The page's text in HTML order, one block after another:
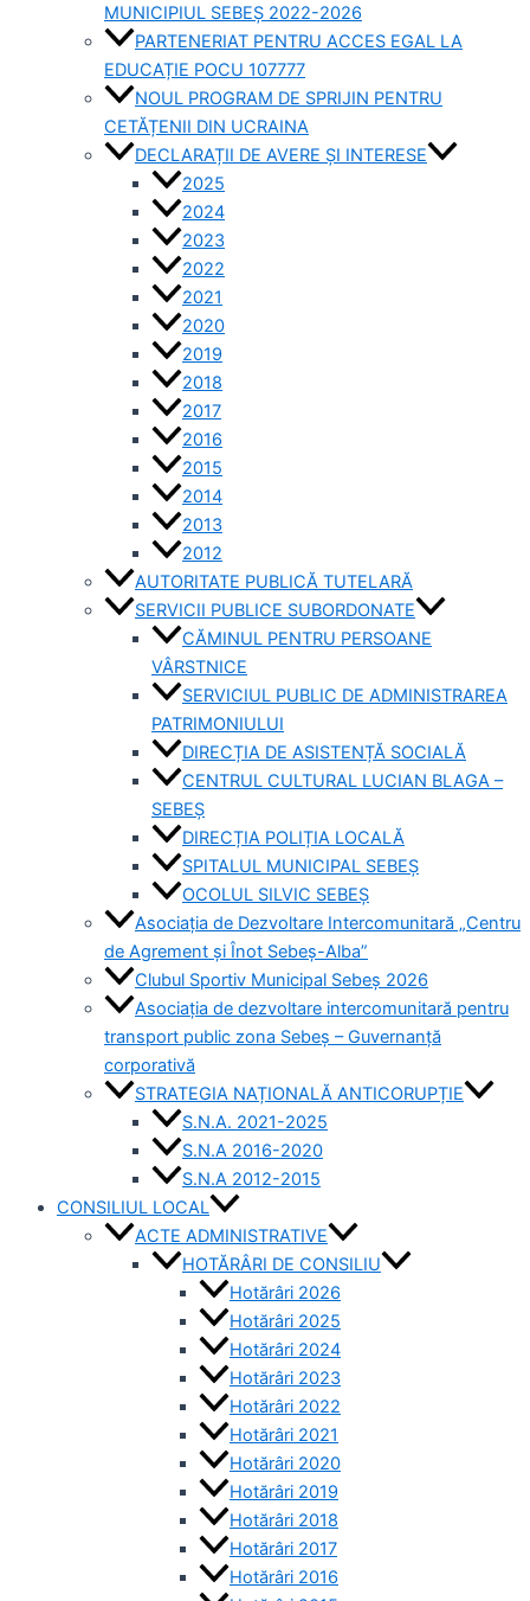
MUNICIPIUL SEBEȘ 2022-2026
PARTENERIAT PENTRU ACCES EGAL LA
EDUCAȚIE POCU 107777
NOUL PROGRAM DE SPRIJIN PENTRU
CETĂȚENII DIN UCRAINA
DECLARAȚII DE AVERE ȘI INTERESE
2025
2024
2023
2022
2021
2020
2019
2018
2017
2016
2015
2014
2013
2012
AUTORITATE PUBLICĂ TUTELARĂ
SERVICII PUBLICE SUBORDONATE
CĂMINUL PENTRU PERSOANE
VÂRSTNICE
SERVICIUL PUBLIC DE ADMINISTRAREA
PATRIMONIULUI
DIRECȚIA DE ASISTENȚĂ SOCIALĂ
CENTRUL CULTURAL LUCIAN BLAGA –
SEBEȘ
DIRECȚIA POLIȚIA LOCALĂ
SPITALUL MUNICIPAL SEBEȘ
OCOLUL SILVIC SEBEȘ
Asociația de Dezvoltare Intercomunitară „Centru
de Agrement și Înot Sebeș-Alba”
Clubul Sportiv Municipal Sebeș 2026
Asociația de dezvoltare intercomunitară pentru
transport public zona Sebeș – Guvernanță
corporativă
STRATEGIA NAȚIONALĂ ANTICORUPȚIE
S.N.A. 2021-2025
S.N.A 2016-2020
S.N.A 2012-2015
CONSILIUL LOCAL
ACTE ADMINISTRATIVE
HOTĂRÂRI DE CONSILIU
Hotărâri 2026
Hotărâri 2025
Hotărâri 2024
Hotărâri 2023
Hotărâri 2022
Hotărâri 2021
Hotărâri 2020
Hotărâri 2019
Hotărâri 2018
Hotărâri 2017
Hotărâri 2016